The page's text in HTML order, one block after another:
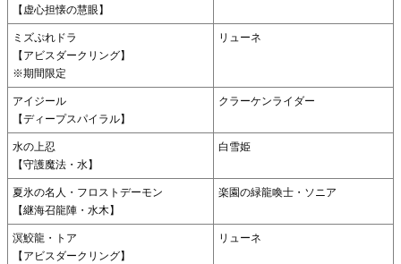
【虚心担懐の慧眼】
ミズぷれドラ
【アビスダークリング】
※期間限定
リューネ
アイジール
【ディープスパイラル】
クラーケンライダー
水の上忍
【守護魔法・水】
白雪姫
夏氷の名人・フロストデーモン
【継海召龍陣・水木】
楽園の緑龍喚士・ソニア
溟鮫龍・トア
【アビスダークリング】
リューネ